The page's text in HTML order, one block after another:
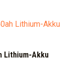
Lithium-Akku